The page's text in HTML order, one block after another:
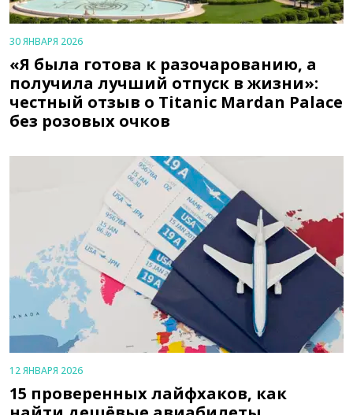
30 ЯНВАРЯ 2026
«Я была готова к разочарованию, а
получила лучший отпуск в жизни»:
честный отзыв о Titanic Mardan Palace
без розовых очков
12 ЯНВАРЯ 2026
15 проверенных лайфхаков, как